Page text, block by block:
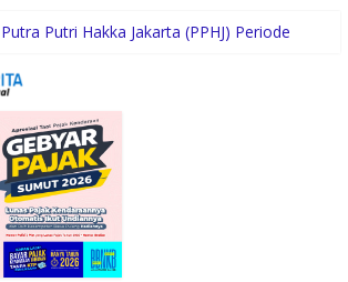
Putri Hakka Jakarta (PPHJ) Periode
Berkontribusi bagi Masyarakat
Logistik Layani Lebih dari 90 Ribu Hewan
pada Semester I 2026
BNKP, Gubernur Bobby Nasution
Prioritas Pembangunan Kepulauan Nias
Rainforest: Oase Tropis di Tengah
Road
Infrastruktur IT Nasional Lewat